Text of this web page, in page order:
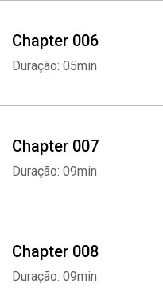
Chapter 006
Duração: 05min
Chapter 007
Duração: 09min
Chapter 008
Duração: 09min